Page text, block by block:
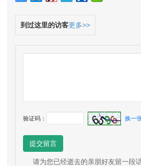
到过这里的访客更多>>
验证码： 换一
提交留言
请为您已经逝去的亲朋好友留一段